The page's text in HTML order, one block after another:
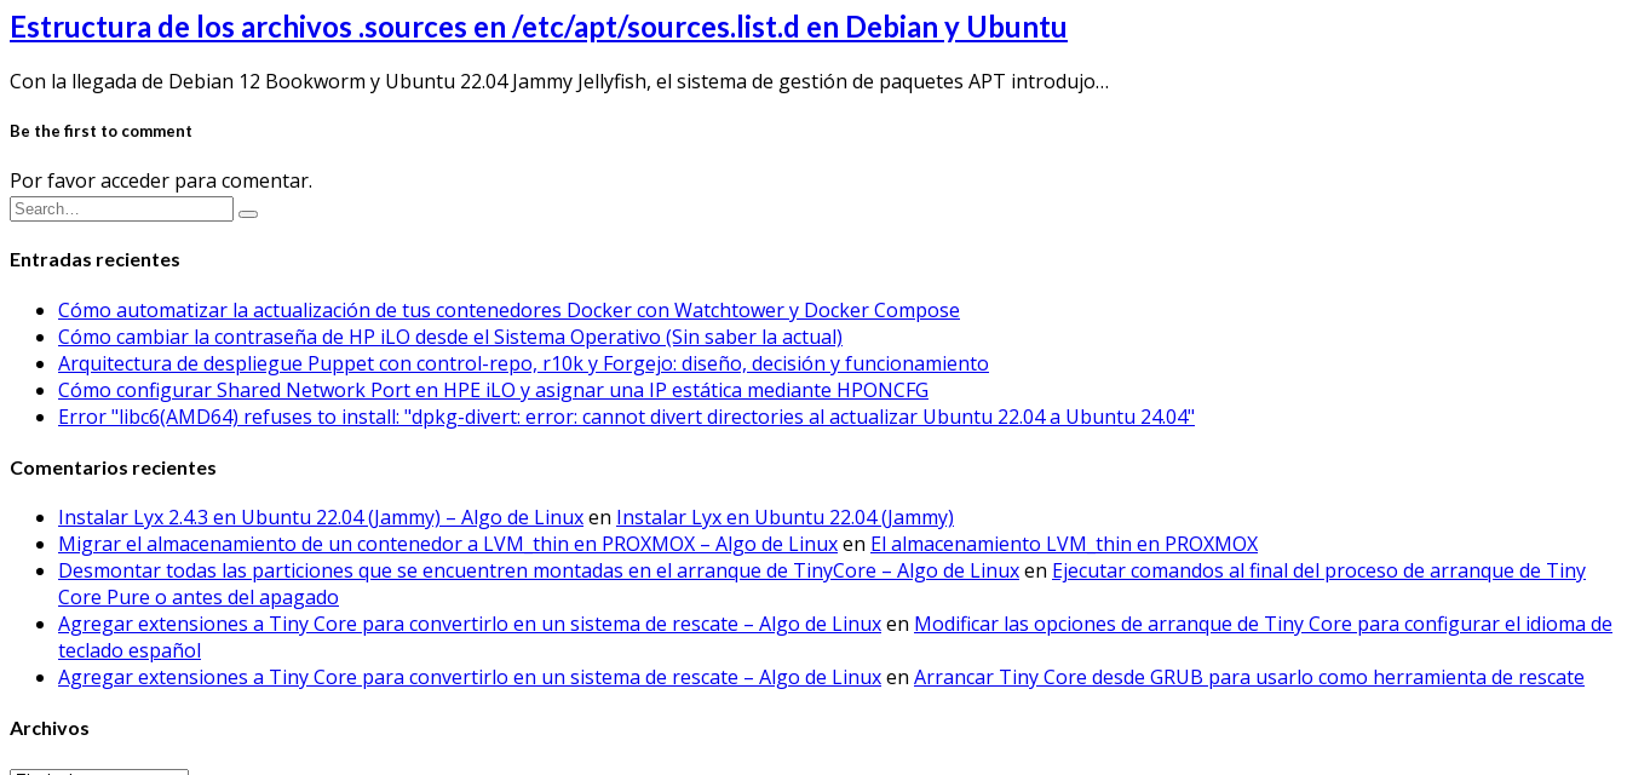
Estructura de los archivos .sources en /etc/apt/sources.list.d en Debian y Ubuntu
Con la llegada de Debian 12 Bookworm y Ubuntu 22.04 Jammy Jellyfish, el sistema de gestión de paquetes APT introdujo…
Be the first to comment
Por favor acceder para comentar.
Entradas recientes
Cómo automatizar la actualización de tus contenedores Docker con Watchtower y Docker Compose
Cómo cambiar la contraseña de HP iLO desde el Sistema Operativo (Sin saber la actual)
Arquitectura de despliegue Puppet con control-repo, r10k y Forgejo: diseño, decisión y funcionamiento
Cómo configurar Shared Network Port en HPE iLO y asignar una IP estática mediante HPONCFG
Error "libc6(AMD64) refuses to install: "dpkg-divert: error: cannot divert directories al actualizar Ubuntu 22.04 a Ubuntu 24.04"
Comentarios recientes
Instalar Lyx 2.4.3 en Ubuntu 22.04 (Jammy) – Algo de Linuxen Instalar Lyx en Ubuntu 22.04 (Jammy)
Migrar el almacenamiento de un contenedor a LVM_thin en PROXMOX – Algo de Linuxen El almacenamiento LVM_thin en PROXMOX
Desmontar todas las particiones que se encuentren montadas en el arranque de TinyCore – Algo de Linuxen Ejecutar comandos al final del proceso de arranque de Tiny
Core Pure o antes del apagado
Agregar extensiones a Tiny Core para convertirlo en un sistema de rescate – Algo de Linuxen Modificar las opciones de arranque de Tiny Core para configurar el idioma de
teclado español
Agregar extensiones a Tiny Core para convertirlo en un sistema de rescate – Algo de Linuxen Arrancar Tiny Core desde GRUB para usarlo como herramienta de rescate
Archivos